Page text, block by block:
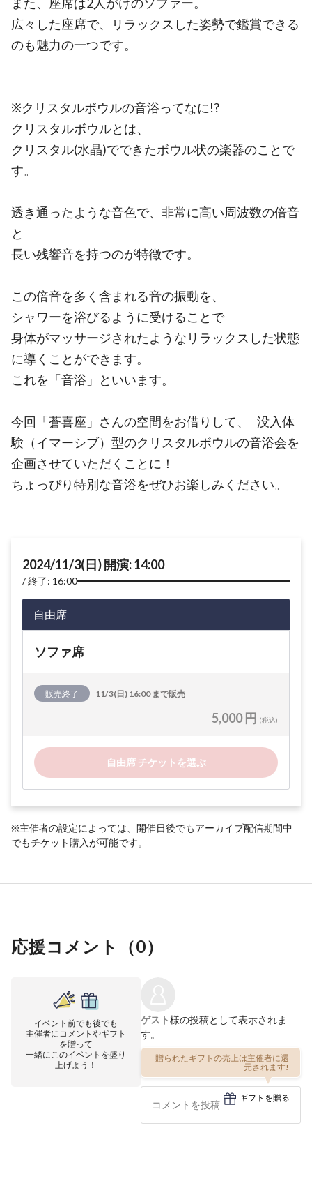
広々した座席で、リラックスした姿勢で鑑賞できる
のも魅力の一つです。
※クリスタルボウルの音浴ってなに!?
クリスタルボウルとは、
クリスタル(水晶)でできたボウル状の楽器のことで
す。
透き通ったような音色で、非常に高い周波数の倍音
と
長い残響音を持つのが特徴です。
この倍音を多く含まれる音の振動を、
シャワーを浴びるように受けることで
身体がマッサージされたようなリラックスした状態
に導くことができます。
これを「音浴」といいます。
今回「蒼喜座」さんの空間をお借りして、 没入体
験（イマーシブ）型のクリスタルボウルの音浴会を
企画させていただくことに！
ちょっぴり特別な音浴をぜひお楽しみください。
2024/11/3(日) 開演: 14:00
終了: 16:00
自由席
ソファ席
販売終了 11/3(日) 16:00 まで販売
5,000 円 (税込)
自由席 チケットを選ぶ
※主催者の設定によっては、開催日後でもアーカイブ配信期間中
でもチケット購入が可能です。
応援コメント（0）
イベント前でも後でも
主催者にコメントやギフト
を贈って
一緒にこのイベントを盛り
上げよう！
ゲスト様の投稿として表示されま
す。
贈られたギフトの売上は主催者に還
元されます!
ギフトを贈る